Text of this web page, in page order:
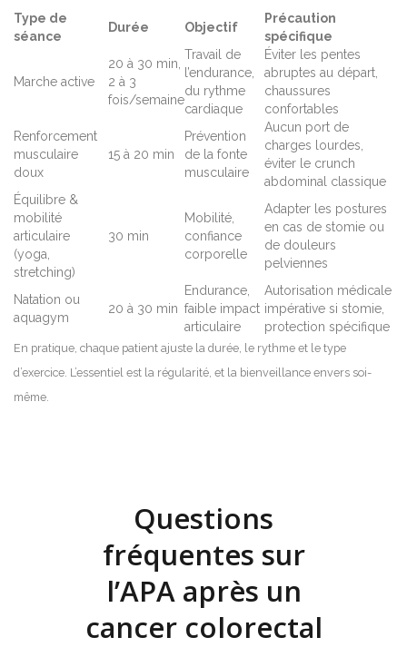
Type de
séance
Durée Objectif
Précaution
spécifique
Marche active
20 à 30 min,
2 à 3
fois/semaine
Travail de
l’endurance,
du rythme
cardiaque
Éviter les pentes
abruptes au départ,
chaussures
confortables
Renforcement
musculaire
doux
15 à 20 min
Prévention
de la fonte
musculaire
Aucun port de
charges lourdes,
éviter le crunch
abdominal classique
Équilibre &
mobilité
articulaire
(yoga,
stretching)
30 min
Mobilité,
confiance
corporelle
Adapter les postures
en cas de stomie ou
de douleurs
pelviennes
Natation ou
aquagym
20 à 30 min
Endurance,
faible impact
articulaire
Autorisation médicale
impérative si stomie,
protection spécifique
En pratique, chaque patient ajuste la durée, le rythme et le type
d’exercice. L’essentiel est la régularité, et la bienveillance envers soi-
même.
Questions
fréquentes sur
l’APA après un
cancer colorectal